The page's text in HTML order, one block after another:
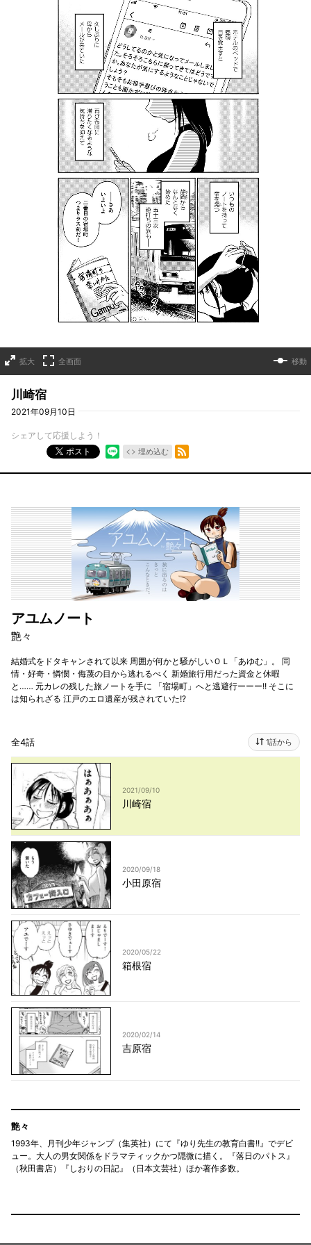
拡大 全画面 移動
川崎宿
2021年09月10日
シェアして応援しよう！
ポスト
埋め込む
RSSフィード
アユムノート
艶々
結婚式をドタキャンされて以来 周囲が何かと騒がしいＯＬ「あゆむ」。 同
情・好奇・憐憫・侮蔑の目から逃れるべく 新婚旅行用だった資金と休暇
と…… 元カレの残した旅ノートを手に 「宿場町」へと逃避行ーーー!! そこに
は知られざる 江戸のエロ遺産が残されていた!?
全4話 1話から
2021/09/10
川崎宿
2020/09/18
小田原宿
2020/05/22
箱根宿
2020/02/14
吉原宿
艶々
1993年、月刊少年ジャンプ（集英社）にて『ゆり先生の教育白書!!』でデビ
ュー。大人の男女関係をドラマティックかつ隠微に描く。『落日のパトス』
（秋田書店）『しおりの日記』（日本文芸社）ほか著作多数。